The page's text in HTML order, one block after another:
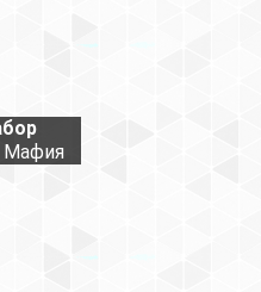
Мафия